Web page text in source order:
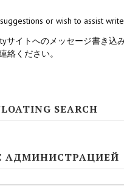
воин
версия Х3
Remaster Fan Edition
or wish to assist
サイトへのメッセージ書き込
絡ください。
SEARCH
АДМИНИСТРАЦИЕЙ